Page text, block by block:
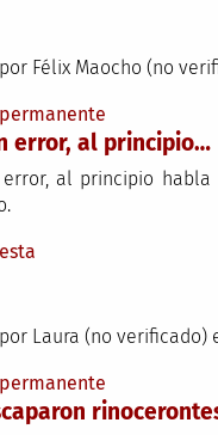
Félix Maocho (no
error, al principio…
error, al principio
Laura (no verificado)